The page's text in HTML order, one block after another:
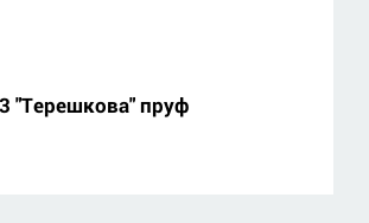
"Терешкова" пруф